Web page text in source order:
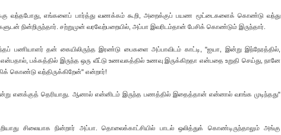
வந்தபோது, எங்களைப் பார்த்து வணக்கம் கூறி, அறைக்குப் பயண மூட்டைகளைக் கொண்டு வந்து
நின்றிருந்தார். சற்றுமுன் வரவேற்பறையில், அப்பா இவரிடம்தான் பேசிக் கொண்டும் இருந்தார்.
பணியாளர் தன் கையிலிருந்த இரண்டு பைகளை அப்பாவிடம் காட்டி, "ஐயா, இன்று இந்நேரத்தில்,
என்பதால், பக்கத்தில் இருந்த ஒரு வீட்டு உணவகத்தில் உணவு இருக்கிறதா என்பதை உறுதி செய்து, நானே
கொண்டு வந்திருக்கிறேன்" என்றார்!
என்று எனக்குத் தெரியாது. ஆனால் என்னிடம் இருந்த பணத்தில் இதைத்தான் என்னால் வாங்க முடிந்தது"
சிலையாக நின்றார் அப்பா. தொலைக்காட்சியில் பாடல் ஒலித்துக் கொண்டிருந்தாலும் அங்கு